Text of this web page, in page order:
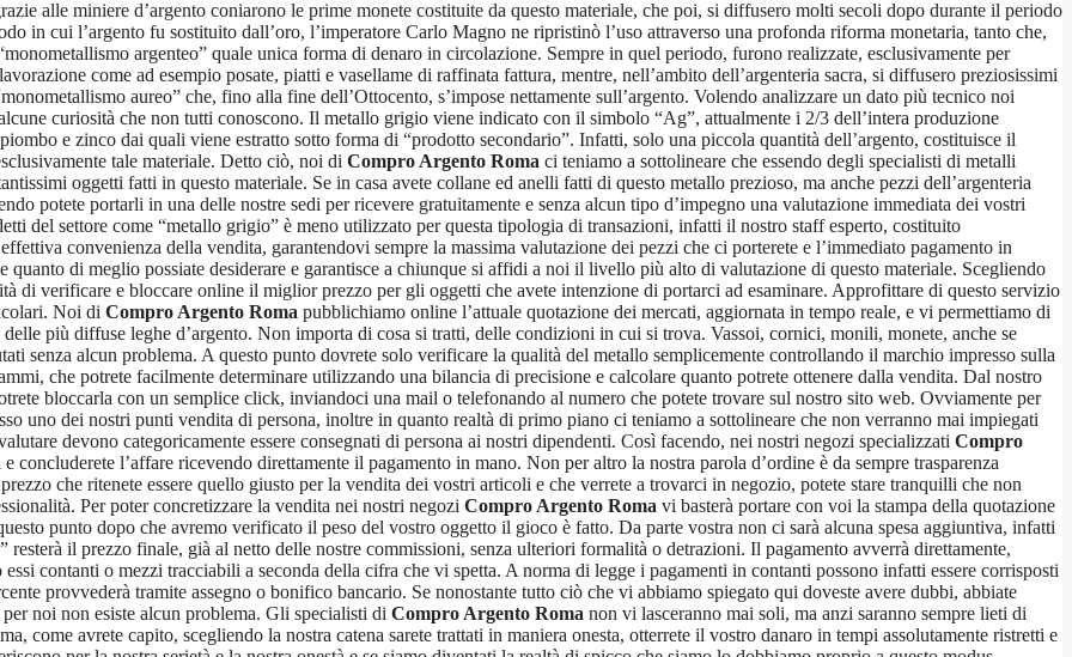
alle miniere d’argento coniarono le prime monete costituite da questo materiale, che poi, si diffusero molti secoli dopo durante il periodo
in cui l’argento fu sostituito dall’oro, l’imperatore Carlo Magno ne ripristinò l’uso attraverso una profonda riforma monetaria, tanto che,
argenteo” quale unica forma di denaro in circolazione. Sempre in quel periodo, furono realizzate, esclusivamente per
come ad esempio posate, piatti e vasellame di raffinata fattura, mentre, nell’ambito dell’argenteria sacra, si diffusero preziosissimi
aureo” che, fino alla fine dell’Ottocento, s’impose nettamente sull’argento. Volendo analizzare un dato più tecnico noi
curiosità che non tutti conoscono. Il metallo grigio viene indicato con il simbolo “Ag”, attualmente i 2/3 dell’intera produzione
e zinco dai quali viene estratto sotto forma di “prodotto secondario”. Infatti, solo una piccola quantità dell’argento, costituisce il
tale materiale. Detto ciò, noi di Compro Argento Roma ci teniamo a sottolineare che essendo degli specialisti di metalli
oggetti fatti in questo materiale. Se in casa avete collane ed anelli fatti di questo metallo prezioso, ma anche pezzi dell’argenteria
potete portarli in una delle nostre sedi per ricevere gratuitamente e senza alcun tipo d’impegno una valutazione immediata dei vostri
del settore come “metallo grigio” è meno utilizzato per questa tipologia di transazioni, infatti il nostro staff esperto, costituito
convenienza della vendita, garantendovi sempre la massima valutazione dei pezzi che ci porterete e l’immediato pagamento in
quanto di meglio possiate desiderare e garantisce a chiunque si affidi a noi il livello più alto di valutazione di questo materiale. Scegliendo
di verificare e bloccare online il miglior prezzo per gli oggetti che avete intenzione di portarci ad esaminare. Approfittare di questo servizio
Noi di Compro Argento Roma pubblichiamo online l’attuale quotazione dei mercati, aggiornata in tempo reale, e vi permettiamo di
più diffuse leghe d’argento. Non importa di cosa si tratti, delle condizioni in cui si trova. Vassoi, cornici, monili, monete, anche se
senza alcun problema. A questo punto dovrete solo verificare la qualità del metallo semplicemente controllando il marchio impresso sulla
che potrete facilmente determinare utilizzando una bilancia di precisione e calcolare quanto potrete ottenere dalla vendita. Dal nostro
bloccarla con un semplice click, inviandoci una mail o telefonando al numero che potete trovare sul nostro sito web. Ovviamente per
uno dei nostri punti vendita di persona, inoltre in quanto realtà di primo piano ci teniamo a sottolineare che non verranno mai impiegati
devono categoricamente essere consegnati di persona ai nostri dipendenti. Così facendo, nei nostri negozi specializzati Compro
concluderete l’affare ricevendo direttamente il pagamento in mano. Non per altro la nostra parola d’ordine è da sempre trasparenza
che ritenete essere quello giusto per la vendita dei vostri articoli e che verrete a trovarci in negozio, potete stare tranquilli che non
Per poter concretizzare la vendita nei nostri negozi Compro Argento Roma vi basterà portare con voi la stampa della quotazione
punto dopo che avremo verificato il peso del vostro oggetto il gioco è fatto. Da parte vostra non ci sarà alcuna spesa aggiuntiva, infatti
il prezzo finale, già al netto delle nostre commissioni, senza ulteriori formalità o detrazioni. Il pagamento avverrà direttamente,
contanti o mezzi tracciabili a seconda della cifra che vi spetta. A norma di legge i pagamenti in contanti possono infatti essere corrisposti
provvederà tramite assegno o bonifico bancario. Se nonostante tutto ciò che vi abbiamo spiegato qui doveste avere dubbi, abbiate
noi non esiste alcun problema. Gli specialisti di Compro Argento Roma non vi lasceranno mai soli, ma anzi saranno sempre lieti di
come avrete capito, scegliendo la nostra catena sarete trattati in maniera onesta, otterrete il vostro danaro in tempi assolutamente ristretti e